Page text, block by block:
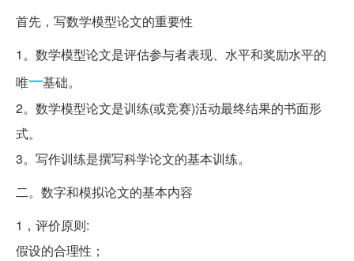
首先，写数学模型论文的重要性
1。数学模型论文是评估参与者表现、水平和奖励水平的
唯一基础。
2。数学模型论文是训练(或竞赛)活动最终结果的书面形
式。
3。写作训练是撰写科学论文的基本训练。
二。数字和模拟论文的基本内容
1，评价原则:
假设的合理性；